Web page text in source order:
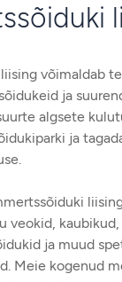
võimaldab
ja
algsete
ja
veokid, kaubikud,
ja muud
Meie kogenud